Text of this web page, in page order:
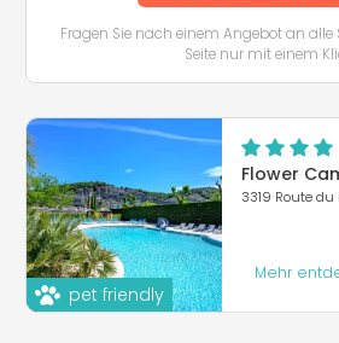
Fragen Sie nach einem Angebot an alle
Seite nur mit einem
pet friendly
Flower
3319 Route du
Mehr